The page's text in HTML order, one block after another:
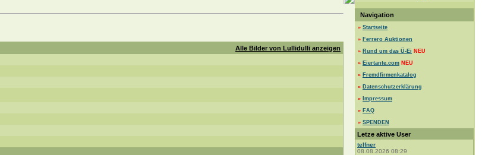
Alle Bilder von Lullidulli anzeigen
Navigation
» Startseite
» Ferrero Auktionen
» Rund um das Ü-Ei NEU
» Eiertante.com NEU
» Fremdfirmenkatalog
» Datenschutzerklärung
» Impressum
» FAQ
» SPENDEN
Letze aktive User
telfner
08.08.2026 08:29